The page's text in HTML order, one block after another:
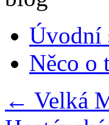
Úvodní
Něco o
← Velká